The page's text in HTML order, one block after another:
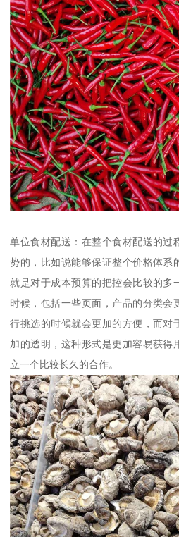
单位食材配送：在整个食材配送的过
势的，比如说能够保证整个价格体系
就是对于成本预算的把控会比较的多
时候，包括一些页面，产品的分类会
行挑选的时候就会更加的方便，而对
加的透明，这种形式是更加容易获得
立一个比较长久的合作。